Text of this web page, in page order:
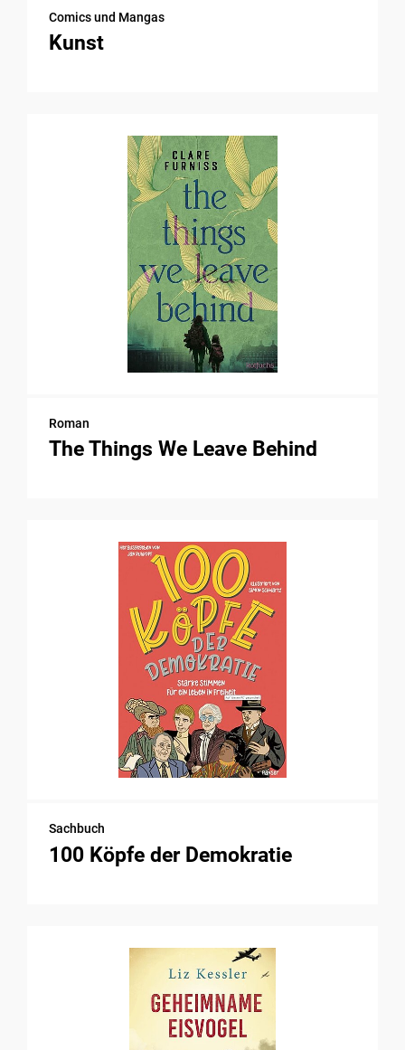
Comics und Mangas
Kunst
Roman
The Things We Leave Behind
Sachbuch
100 Köpfe der Demokratie